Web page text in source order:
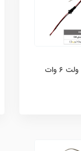
تاچ تک کانال ۱۲ ولت ۶ وات